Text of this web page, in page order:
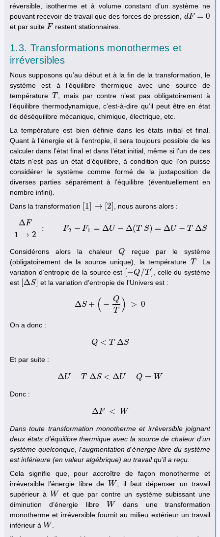
réversible, isotherme et à volume constant d’un système ne
pouvant recevoir de travail que des forces de pression, dF = 0
dF= 0
et par suite F
F restent stationnaires.
1.3. Transformations monothermes et
irréversibles
Nous supposons qu’au début et à la fin de la transformation, le
système est à l’équilibre thermique avec une source de
température T
T
, mais par contre n’est pas obligatoirement à
l’équilibre thermodynamique, c’est-à-dire qu’il peut être en état
de déséquilibre mécanique, chimique, électrique, etc.
La température est bien définie dans les états initial et final.
Quant à l’énergie et à l’entropie, il sera toujours possible de les
calculer dans l’état final et dans l’état initial, même si l’un de ces
états n’est pas un état d’équilibre, à condition que l’on puisse
considérer le système comme formé de la juxtaposition de
diverses parties séparément à l’équilibre (éventuellement en
nombre infini).
Dans la transformation [1] → [2]
1] →[2 , nous aurons alors :
ΔF
1 → 2
: F2 − F1 = ΔU − Δ(T S) = ΔU − T ΔS
1→2 :F2− F1=ΔU− Δ(T S)=ΔU− T ΔS
Considérons alors la chaleurQ
Q
reçue par le système
(obligatoirement de la source unique), la température T
T
. La
variation d’entropie de la source est [−Q/T ]
−Q/T]
, celle du système
est [ΔS]
ΔS] et la variation d’entropie de l’Univers est :
ΔS + ( −
Q
T
) > 0
ΔS + −QT) > 0
On a donc :
Q < T ΔS
Q< T ΔS
Et par suite :
ΔU − T ΔS < ΔU − Q = W
ΔU −T Δ S< ΔU− Q= W
Donc :
ΔF < W
ΔF < W
Dans toute transformation monotherme et irréversible joignant
deux états d’équilibre thermique avec la source de chaleur d’un
système quelconque, l’augmentation d’énergie libre du système
est inférieure (en valeur algébrique) au travail qu’il a reçu.
Cela signifie que, pour accroître de façon monotherme et
irréversible l’énergie libre de
W
W
, il faut dépenser un travail
supérieur à
W
W
et que par contre un système subissant une
diminution d’énergie libre
W
W
dans une transformation
monotherme et irréversible fournit au milieu extérieur un travail
inférieur à W
W